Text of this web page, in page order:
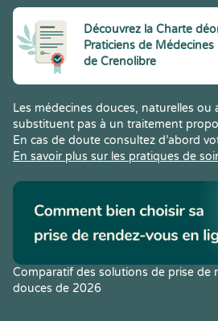
Découvrez la Charte
Praticiens de
de Crenolibre
Les médecines douces, naturelles ou
substituent pas à un traitement
En cas de doute consultez d’abord
En savoir plus sur les pratiques de
Comparatif des solutions de prise de
douces de 2026